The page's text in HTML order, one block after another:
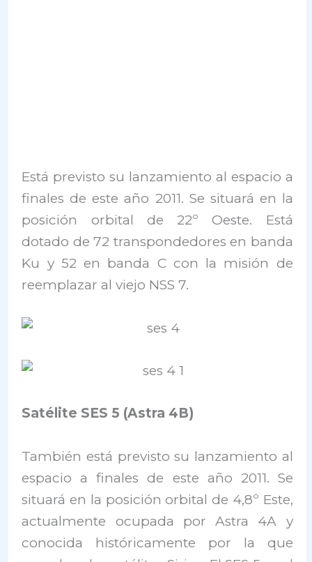
Está previsto su lanzamiento al espacio a
finales de este año 2011. Se situará en la
posición orbital de 22º Oeste. Está
dotado de 72 transpondedores en banda
Ku y 52 en banda C con la misión de
reemplazar al viejo NSS 7.
Satélite SES 5 (Astra 4B)
También está previsto su lanzamiento al
espacio a finales de este año 2011. Se
situará en la posición orbital de 4,8º Este,
actualmente ocupada por Astra 4A y
conocida históricamente por la que